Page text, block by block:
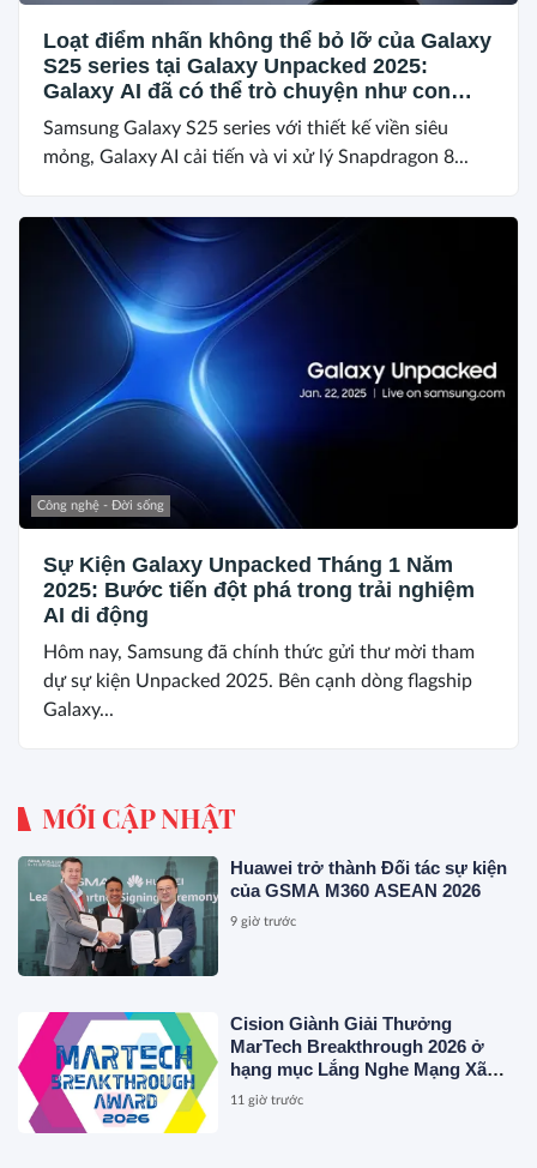
Loạt điểm nhấn không thể bỏ lỡ của Galaxy
S25 series tại Galaxy Unpacked 2025:
Galaxy AI đã có thể trò chuyện như con
người, cùng nhiều trang bị siêu cấp
Samsung Galaxy S25 series với thiết kế viền siêu
mỏng, Galaxy AI cải tiến và vi xử lý Snapdragon 8...
Công nghệ - Đời sống
Sự Kiện Galaxy Unpacked Tháng 1 Năm
2025: Bước tiến đột phá trong trải nghiệm
AI di động
Hôm nay, Samsung đã chính thức gửi thư mời tham
dự sự kiện Unpacked 2025. Bên cạnh dòng flagship
Galaxy...
MỚI CẬP NHẬT
Huawei trở thành Đối tác sự kiện
của GSMA M360 ASEAN 2026
9 giờ trước
Cision Giành Giải Thưởng
MarTech Breakthrough 2026 ở
hạng mục Lắng Nghe Mạng Xã
Hội, Phân Phối Thông Cáo Báo
11 giờ trước